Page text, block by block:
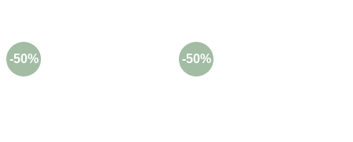
Die
Optionen
können
-50% -50%